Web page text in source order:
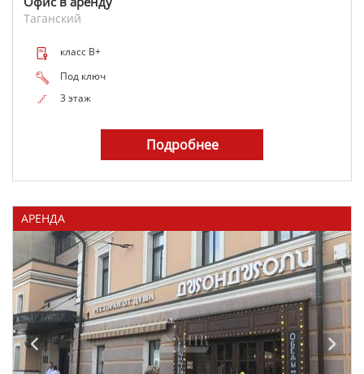
Таганский
класс B+
Под ключ
3 этаж
Подробнее
АРЕНДА